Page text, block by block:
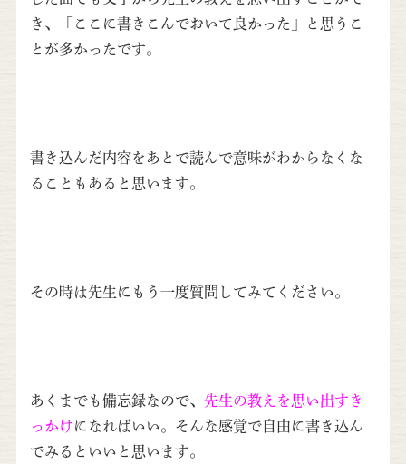
き、「ここに書きこんでおいて良かった」と思うこ
とが多かったです。
書き込んだ内容をあとで読んで意味がわからなくな
ることもあると思います。
その時は先生にもう一度質問してみてください。
あくまでも備忘録なので、 先生の教えを思い出すき
っかけになればいい。そんな感覚で自由に書き込ん
でみるといいと思います。